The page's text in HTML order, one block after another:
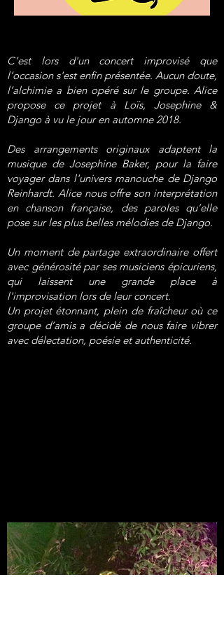
C’est lors d'un concert improvisé que
l’occasion s'est enfin présentée. Aucun doute,
l’alchimie a bien opéré sur le groupe. Alice
propose ce projet à Loïs, Josephine &
Django à vu le jour en automne 2018.
Des arrangements originaux adaptent la
musique de Josephine Baker, pour la faire
voyager dans l'univers manouche de Django
Reinhardt. Alice nous offre son interprétation
en chanson française, des paroles qu’elle
pose sur les plus belles mélodies de Django.
Un moment de partage extraordinaire offert
avec générosité par ses musiciens épicuriens,
qui laissent une grande place à
l'improvisation lors de leur concert.
Un projet étonnant, plein de fraîcheur où ce
groupe d’amis a décidé de nous faire vibrer
avec délectation, poésie et authenticité.